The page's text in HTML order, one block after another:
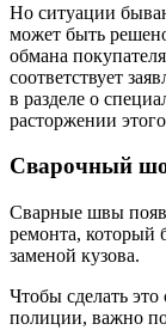
Но ситуации
может быть
обмана
соответствует
в разделе о
расторжении
Сварочный
Сварные швы
ремонта, который
заменой кузова.
Чтобы сделать
полиции, важно